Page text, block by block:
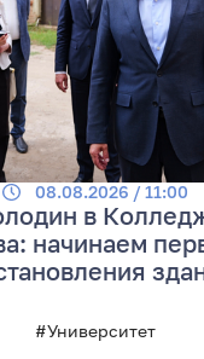
08.08.2026 / 11:00
в
начинаем
#Университет